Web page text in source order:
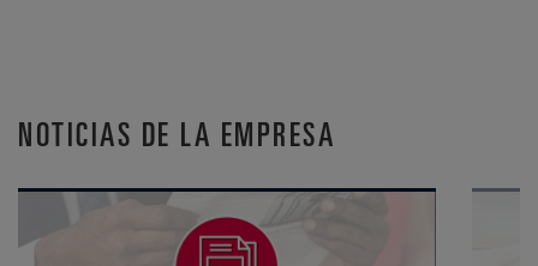
NOTICIAS DE LA EMPRESA